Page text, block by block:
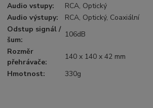
Audio vstupy:
RCA, Optický
Audio výstupy:
RCA, Optický, Coaxiální
Odstup signál /
šum:
106dB
Rozměr
přehrávače:
140 x 140 x 42 mm
Hmotnost: 330g